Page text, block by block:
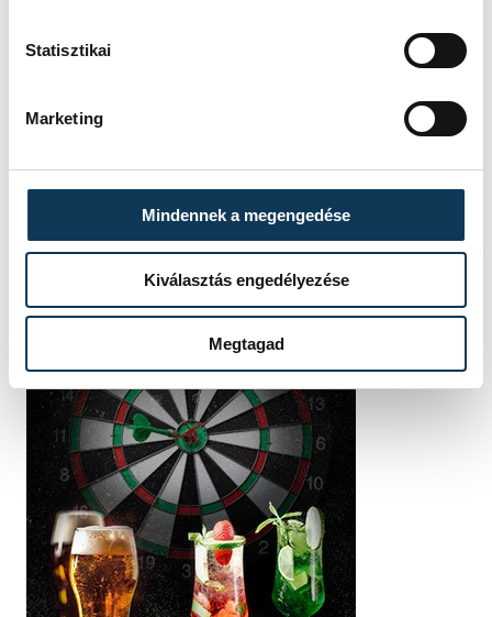
Statisztikai
Marketing
Mindennek a megengedése
Kiválasztás engedélyezése
Megtagad